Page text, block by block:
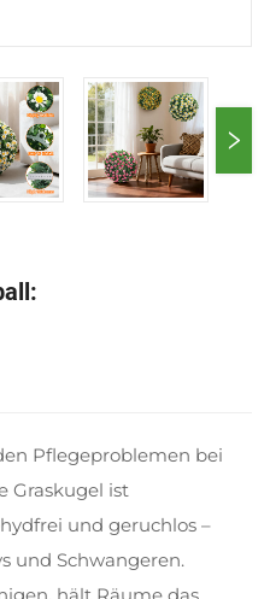
Pflegeproblemen bei
Graskugel ist
und geruchlos –
und Schwangeren.